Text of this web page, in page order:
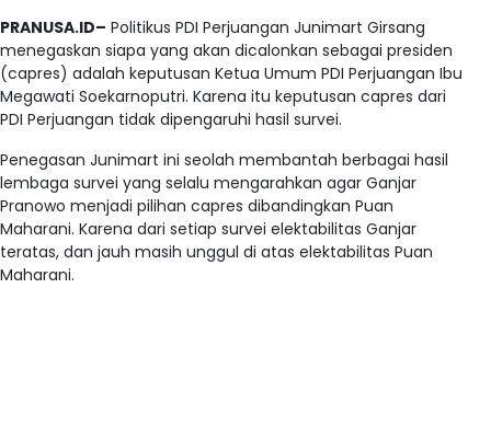
PRANUSA.ID– Politikus PDI Perjuangan Junimart Girsang
menegaskan siapa yang akan dicalonkan sebagai presiden
(capres) adalah keputusan Ketua Umum PDI Perjuangan Ibu
Megawati Soekarnoputri. Karena itu keputusan capres dari
PDI Perjuangan tidak dipengaruhi hasil survei.
Penegasan Junimart ini seolah membantah berbagai hasil
lembaga survei yang selalu mengarahkan agar Ganjar
Pranowo menjadi pilihan capres dibandingkan Puan
Maharani. Karena dari setiap survei elektabilitas Ganjar
teratas, dan jauh masih unggul di atas elektabilitas Puan
Maharani.